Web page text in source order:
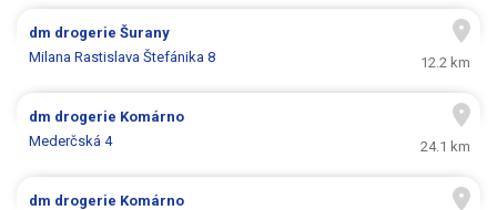
dm drogerieŠurany
Milana Rastislava Štefánika 8
12.2 km
dm drogerie Komárno
Mederčská 4
24.1 km
dm drogerie Komárno